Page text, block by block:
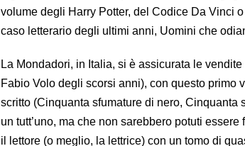
volume degli Harry Potter, del Codice Da Vinci
caso letterario degli ultimi anni, Uomini che
La Mondadori, in Italia, si è assicurata le
Fabio Volo degli scorsi anni), con questo primo
scritto (Cinquanta sfumature di nero,
un tutt’uno, ma che non sarebbero potuti
il lettore (o meglio, la lettrice) con un tomo di